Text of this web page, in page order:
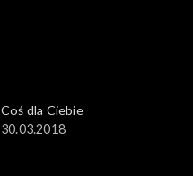
Coś dla Ciebie
30.03.2018